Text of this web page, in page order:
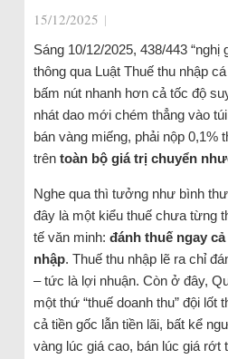
15/12/2025 |
Sáng 10/12/2025, 438/443 “nghị
thông qua Luật Thuế thu nhập
bấm nút nhanh hơn cả tốc độ
nhát dao mới chém thẳng vào
bán vàng miếng, phải nộp 0,1%
trên toàn bộ giá trị chuyển
Nghe qua thì tưởng như bình
đây là một kiểu thuế chưa từng
tế văn minh: đánh thuế ngay
nhập. Thuế thu nhập lẽ ra chỉ
– tức là lợi nhuận. Còn ở đây,
một thứ “thuế doanh thu” đội lốt
cả tiền gốc lẫn tiền lãi, bất kể
vàng lúc giá cao, bán lúc giá rớt